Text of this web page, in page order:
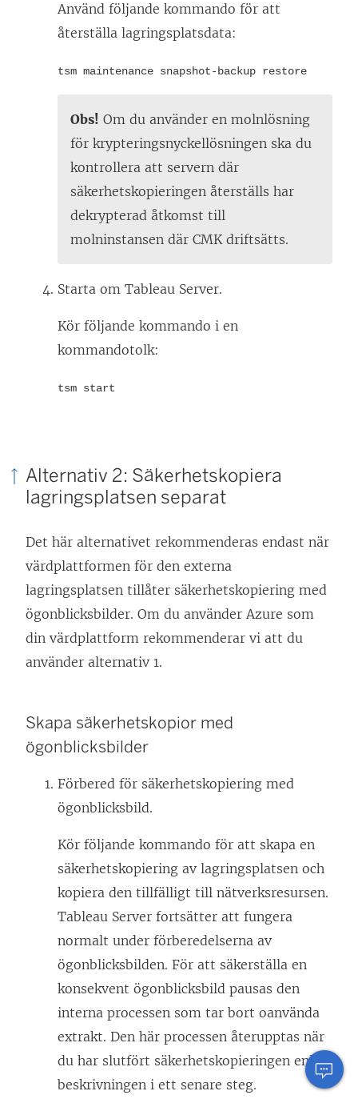
Använd följande kommando för att
återställa lagringsplatsdata:
tsm maintenance snapshot-backup restore
Obs! Om du använder en molnlösning
för krypteringsnyckellösningen ska du
kontrollera att servern där
säkerhetskopieringen återställs har
dekrypterad åtkomst till
molninstansen där CMK driftsätts.
Starta om Tableau Server.
Kör följande kommando i en
kommandotolk:
tsm start
Alternativ 2: Säkerhetskopiera
lagringsplatsen separat
Det här alternativet rekommenderas endast när
värdplattformen för den externa
lagringsplatsen tillåter säkerhetskopiering med
ögonblicksbilder. Om du använder Azure som
din värdplattform rekommenderar vi att du
använder alternativ 1.
Skapa säkerhetskopior med
ögonblicksbilder
Förbered för säkerhetskopiering med
ögonblicksbild.
Kör följande kommando för att skapa en
säkerhetskopiering av lagringsplatsen och
kopiera den tillfälligt till nätverksresursen.
Tableau Server fortsätter att fungera
normalt under förberedelserna av
ögonblicksbilden. För att säkerställa en
konsekvent ögonblicksbild pausas den
interna processen som tar bort oanvända
extrakt. Den här processen återupptas när
du har slutfört säkerhetskopieringen enligt
beskrivningen i ett senare steg.